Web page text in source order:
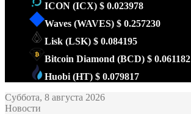
ICON (ICX) $ 0.023978
Waves (WAVES) $ 0.257230
Lisk (LSK) $ 0.084195
Bitcoin Diamond (BCD) $ 0.061182
Huobi (HT) $ 0.079817
Суббота, 8 августа 2026
Новости